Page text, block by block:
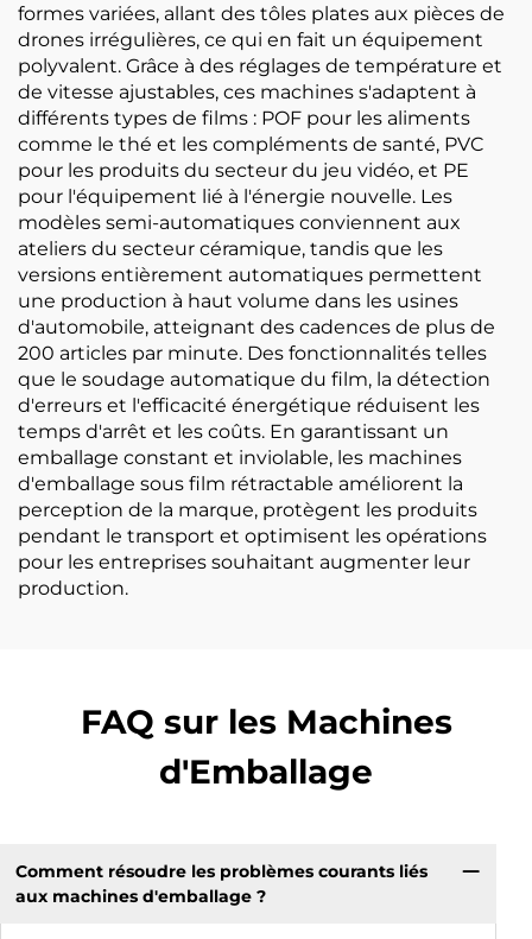
formes variées, allant des tôles plates aux pièces de
drones irrégulières, ce qui en fait un équipement
polyvalent. Grâce à des réglages de température et
de vitesse ajustables, ces machines s'adaptent à
différents types de films : POF pour les aliments
comme le thé et les compléments de santé, PVC
pour les produits du secteur du jeu vidéo, et PE
pour l'équipement lié à l'énergie nouvelle. Les
modèles semi-automatiques conviennent aux
ateliers du secteur céramique, tandis que les
versions entièrement automatiques permettent
une production à haut volume dans les usines
d'automobile, atteignant des cadences de plus de
200 articles par minute. Des fonctionnalités telles
que le soudage automatique du film, la détection
d'erreurs et l'efficacité énergétique réduisent les
temps d'arrêt et les coûts. En garantissant un
emballage constant et inviolable, les machines
d'emballage sous film rétractable améliorent la
perception de la marque, protègent les produits
pendant le transport et optimisent les opérations
pour les entreprises souhaitant augmenter leur
production.
FAQ sur les Machines
d'Emballage
Comment résoudre les problèmes courants liés
aux machines d'emballage ?